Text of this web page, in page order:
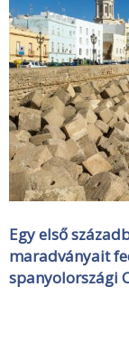
Egy első
maradványait
spanyolországi